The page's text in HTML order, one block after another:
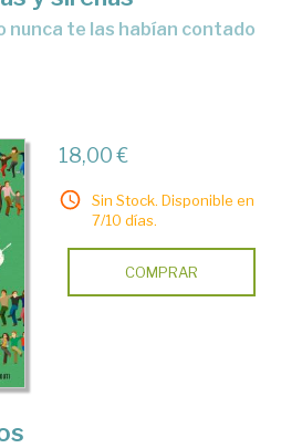
nunca te las habían contado
18,00 €
Sin Stock. Disponible en
7/10 días.
COMPRAR